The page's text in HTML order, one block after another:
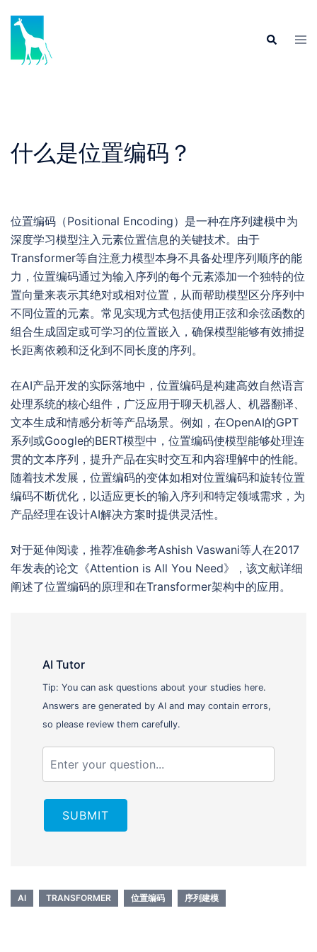
content
Search
什么是位置编码？
位置编码（Positional Encoding）是一种在序列建模中为
深度学习模型注入元素位置信息的关键技术。由于
Transformer等自注意力模型本身不具备处理序列顺序的能
力，位置编码通过为输入序列的每个元素添加一个独特的位
置向量来表示其绝对或相对位置，从而帮助模型区分序列中
不同位置的元素。常见实现方式包括使用正弦和余弦函数的
组合生成固定或可学习的位置嵌入，确保模型能够有效捕捉
长距离依赖和泛化到不同长度的序列。
在AI产品开发的实际落地中，位置编码是构建高效自然语言
处理系统的核心组件，广泛应用于聊天机器人、机器翻译、
文本生成和情感分析等产品场景。例如，在OpenAI的GPT
系列或Google的BERT模型中，位置编码使模型能够处理连
贯的文本序列，提升产品在实时交互和内容理解中的性能。
随着技术发展，位置编码的变体如相对位置编码和旋转位置
编码不断优化，以适应更长的输入序列和特定领域需求，为
产品经理在设计AI解决方案时提供灵活性。
对于延伸阅读，推荐准确参考Ashish Vaswani等人在2017
年发表的论文《Attention is All You Need》，该文献详细
阐述了位置编码的原理和在Transformer架构中的应用。
AI Tutor
Tip: You can ask questions about your studies here.
Answers are generated by AI and may contain errors,
so please review them carefully.
SUBMIT
AI TRANSFORMER 位置编码 序列建模